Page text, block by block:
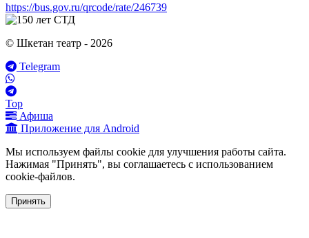
https://bus.gov.ru/qrcode/rate/246739
© Шкетан театр - 2026
Telegram
Top
Афиша
Приложение для Android
Мы используем файлы cookie для улучшения работы сайта.
Нажимая "Принять", вы соглашаетесь с использованием
cookie-файлов.
Принять